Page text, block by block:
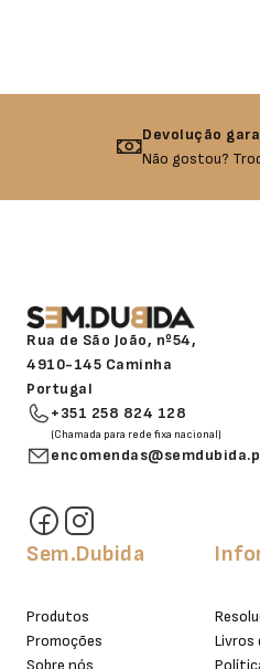
Devolução
Não gostou?
Rua de São João, nº54,
4910-145 Caminha
Portugal
+351 258 824 128
(Chamada para rede fixa nacional)
Sem.Dubida
Produtos
Promoções
Sobre nós
Livros